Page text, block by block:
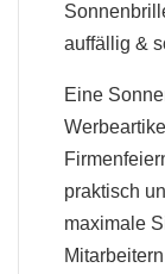
auffällig &
Eine
praktisch
maximale